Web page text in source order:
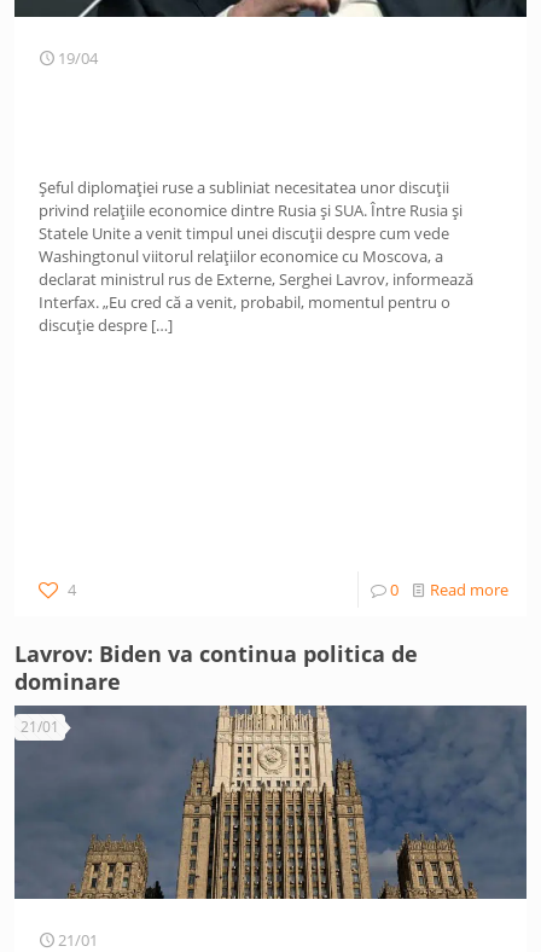
19/04
Șeful diplomației ruse a subliniat necesitatea unor discuții
privind relațiile economice dintre Rusia și SUA. Între Rusia și
Statele Unite a venit timpul unei discuții despre cum vede
Washingtonul viitorul relațiilor economice cu Moscova, a
declarat ministrul rus de Externe, Serghei Lavrov, informează
Interfax. „Eu cred că a venit, probabil, momentul pentru o
discuție despre […]
4 0 Read more
Lavrov: Biden va continua politica de
dominare
21/01
21/01